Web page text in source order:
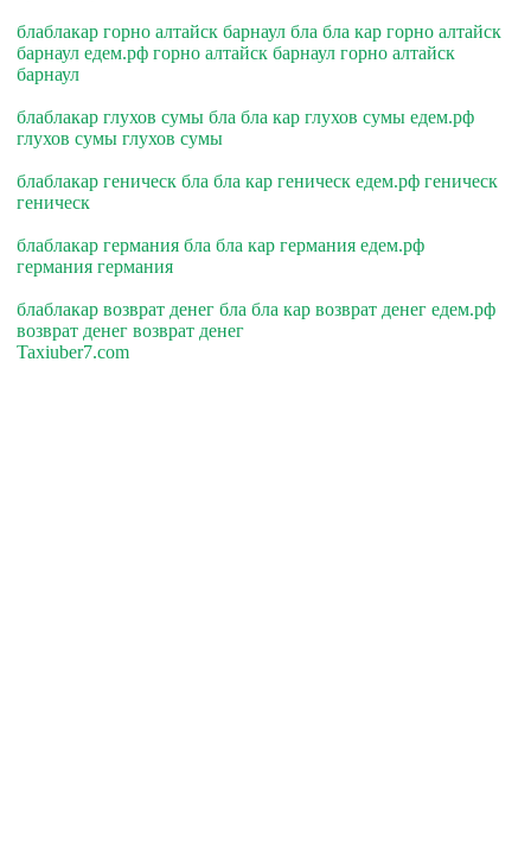
блаблакар горно алтайск барнаул бла бла кар горно алтайск
барнаул едем.рф горно алтайск барнаул горно алтайск
барнаул
блаблакар глухов сумы бла бла кар глухов сумы едем.рф
глухов сумы глухов сумы
блаблакар геническ бла бла кар геническ едем.рф геническ
геническ
блаблакар германия бла бла кар германия едем.рф
германия германия
блаблакар возврат денег бла бла кар возврат денег едем.рф
возврат денег возврат денег
Taxiuber7.com